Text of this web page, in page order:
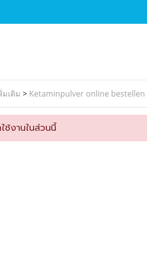
เติม > Ketaminpulver online
ช้งานในส่วนนี้